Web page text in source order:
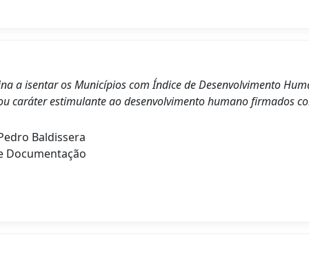
a isentar os Municípios com Índice de Desenvolvimento
caráter estimulante ao desenvolvimento humano firmados
Baldissera
Documentação